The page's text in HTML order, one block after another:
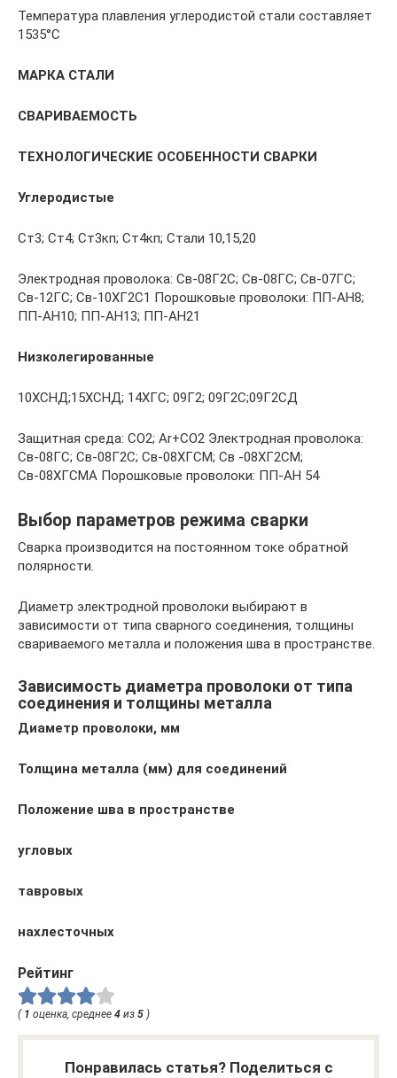
Температура плавления углеродистой стали составляет
1535°С
МАРКА СТАЛИ
СВАРИВАЕМОСТЬ
ТЕХНОЛОГИЧЕСКИЕ ОСОБЕННОСТИ СВАРКИ
Углеродистые
Ст3; Ст4; Ст3кп; Ст4кп; Стали 10,15,20
Электродная проволока: Св-08Г2С; Св-08ГС; Св-07ГС;
Св-12ГС; Св-10ХГ2С1 Порошковые проволоки: ПП-АН8;
ПП-АН10; ПП-АН13; ПП-АН21
Низколегированные
10ХСНД;15ХСНД; 14ХГС; 09Г2; 09Г2С;09Г2СД
Защитная среда: CO2; Ar+CO2 Электродная проволока:
Св-08ГС; Св-08Г2С; Св-08ХГСМ; Св -08ХГ2СМ;
Св-08ХГСМА Порошковые проволоки: ПП-АН 54
Выбор параметров режима сварки
Сварка производится на постоянном токе обратной
полярности.
Диаметр электродной проволоки выбирают в
зависимости от типа сварного соединения, толщины
свариваемого металла и положения шва в пространстве.
Зависимость диаметра проволоки от типа
соединения и толщины металла
Диаметр проволоки, мм
Толщина металла (мм) для соединений
Положение шва в пространстве
угловых
тавровых
нахлесточных
Рейтинг
( 1 оценка, среднее 4 из 5 )
Понравилась статья? Поделиться с